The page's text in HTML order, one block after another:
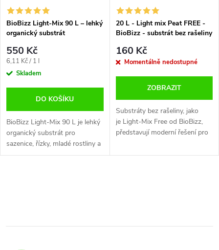
BioBizz Light-Mix 90 L – lehký
organický substrát
550 Kč
Měrná
cena:
6,11 Kč / 1 l
Skladem
DO KOŠÍKU
BioBizz Light-Mix 90 L je lehký
organický substrát pro
sazenice, řízky, mladé rostliny a
pěstitele, kteří chtějí mít výživu
20 L - Light mix Peat FREE -
BioBizz - substrát bez rašeliny
160 Kč
Momentálně nedostupné
ZOBRAZIT
Substráty bez rašeliny, jako
je Light-Mix Free od BioBizz,
představují moderní řešení pro
udržitelnost a ekologii. Tyto...
l